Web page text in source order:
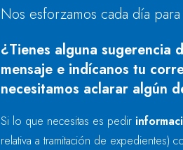
Nos esforzamos cada día
¿Tienes alguna sugerencia
mensaje e indícanos tu
necesitamos aclarar algún
Si lo que necesitas es pedir
relativa a tramitación de expedientes)